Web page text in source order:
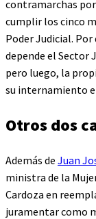
contramarchas
cumplir los cinco
Poder Judicial.
depende el Sector
pero luego, la
su internamiento
Otros dos
Además de Juan
ministra de la
Cardoza en
juramentar como